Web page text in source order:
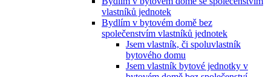
vlastníků jednotek
Bydlím v bytovém domě bez
společenstvím vlastníků jednotek
Jsem vlastník, či spoluvlastník
bytového domu
Jsem vlastník bytové jednotky v